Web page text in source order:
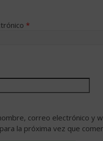
*
correo electrónico y
la próxima vez que